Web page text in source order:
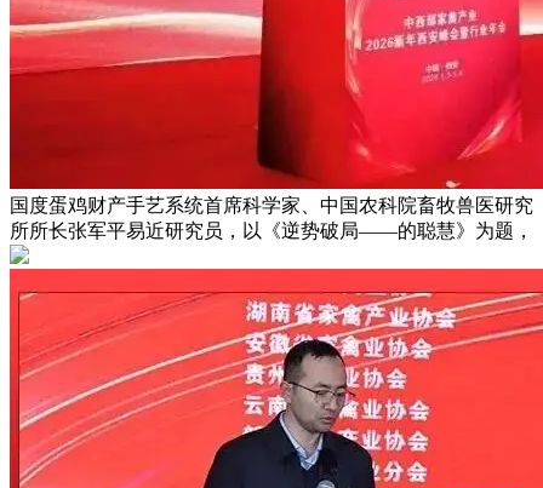
国度蛋鸡财产手艺系统首席科学家、中国农科院畜牧兽医研究
所所长张军平易近研究员，以《逆势破局——的聪慧》为题，